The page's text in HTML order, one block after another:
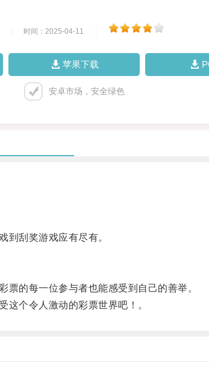
时间：2025-04-11
苹果下载
安卓市场，安全绿色
刮奖游戏应有尽有。
的每一位参与者也能感受到自己的善举。
个令人激动的彩票世界吧！。